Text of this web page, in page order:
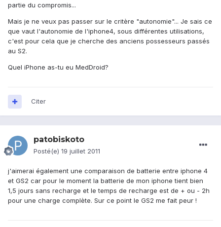
partie du compromis...
Mais je ne veux pas passer sur le critère "autonomie"... Je sais ce
que vaut l'autonomie de l'iphone4, sous différentes utilisations,
c'est pour cela que je cherche des anciens possesseurs passés
au S2.
Quel iPhone as-tu eu MedDroid?
Citer
patobiskoto
Posté(e) 19 juillet 2011
j'aimerai également une comparaison de batterie entre iphone 4
et GS2 car pour le moment la batterie de mon iphone tient bien
1,5 jours sans recharge et le temps de recharge est de + ou - 2h
pour une charge complète. Sur ce point le GS2 me fait peur !